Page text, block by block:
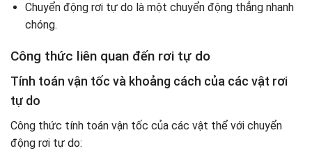
Chuyển động rơi tự do là một chuyển động thẳng nhanh
chóng.
Công thức liên quan đến rơi tự do
Tính toán vận tốc và khoảng cách của các vật rơi
tự do
Công thức tính toán vận tốc của các vật thể với chuyển
động rơi tự do: